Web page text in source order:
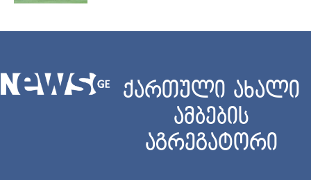
ქართული ახალი
ამბების
აგრეგატორი